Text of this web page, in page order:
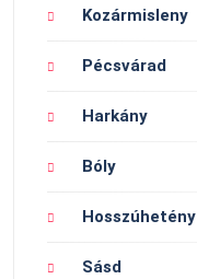
Kozármisleny
Pécsvárad
Harkány
Bóly
Hosszúhetény
Sásd